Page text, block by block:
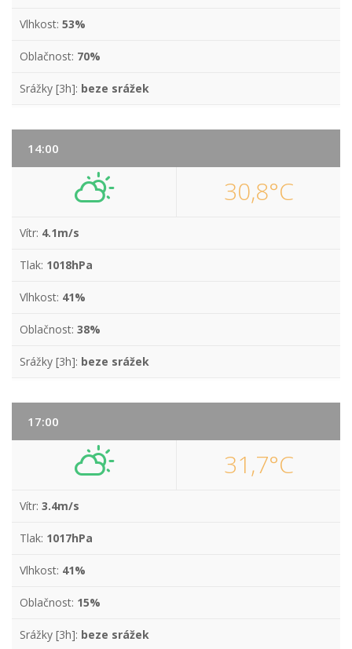
Vlhkost: 53%
Oblačnost: 70%
Srážky [3h]: beze srážek
14:00
30,8°C
Vítr: 4.1m/s
Tlak: 1018hPa
Vlhkost: 41%
Oblačnost: 38%
Srážky [3h]: beze srážek
17:00
31,7°C
Vítr: 3.4m/s
Tlak: 1017hPa
Vlhkost: 41%
Oblačnost: 15%
Srážky [3h]: beze srážek